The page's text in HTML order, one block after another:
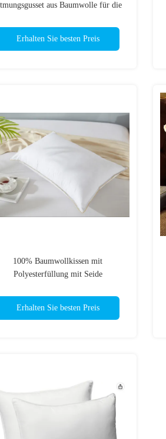
aus Baumwolle für die
Erhalten Sie besten Preis
100% Baumwollkissen mit
Polyesterfüllung mit Seide
Erhalten Sie besten Preis